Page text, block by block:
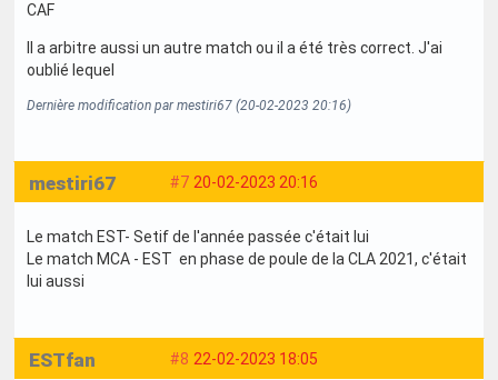
CAF
Il a arbitre aussi un autre match ou il a été très correct. J'ai
oublié lequel
Dernière modification par mestiri67 (20-02-2023 20:16)
#7 20-02-2023 20:16
mestiri67
Le match EST- Setif de l'année passée c'était lui
Le match MCA - EST en phase de poule de la CLA 2021, c'était
lui aussi
#8 22-02-2023 18:05
ESTfan